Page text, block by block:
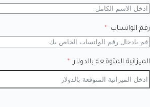
رقم الواتساب
الميزانية المتوقعة بالدولار